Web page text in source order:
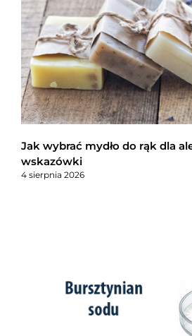
Jak wybrać mydło do rąk dla
wskazówki
4 sierpnia 2026